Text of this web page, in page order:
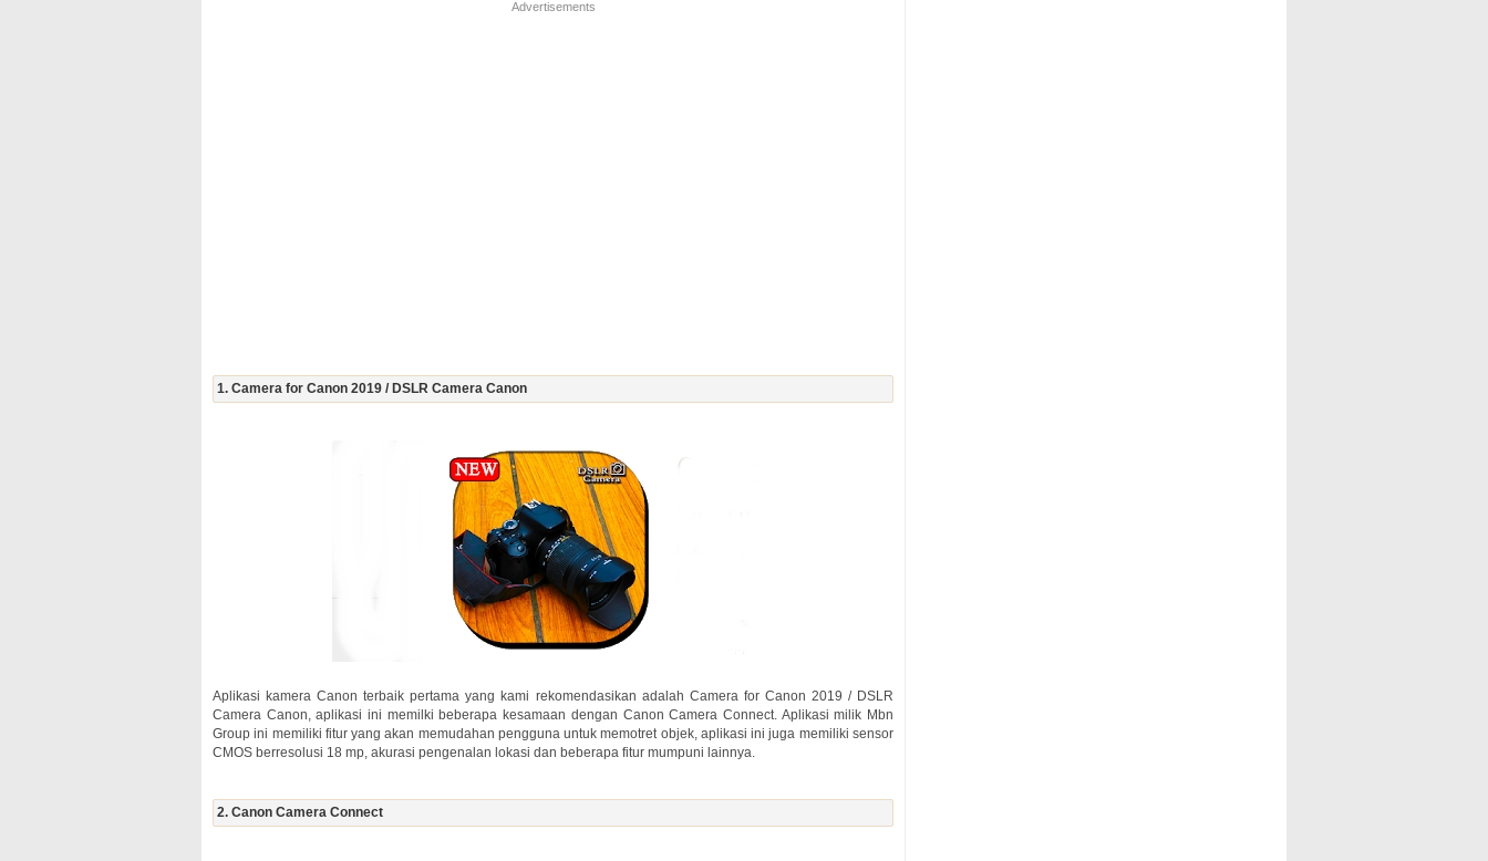
Advertisements
1. Camera for Canon 2019 / DSLR Camera Canon
Aplikasi kamera Canon terbaik pertama yang kami rekomendasikan adalah Camera for Canon 2019 / DSLR
Camera Canon, aplikasi ini memilki beberapa kesamaan dengan Canon Camera Connect. Aplikasi milik Mbn
Group ini memiliki fitur yang akan memudahan pengguna untuk memotret objek, aplikasi ini juga memiliki sensor
CMOS berresolusi 18 mp, akurasi pengenalan lokasi dan beberapa fitur mumpuni lainnya.
2. Canon Camera Connect